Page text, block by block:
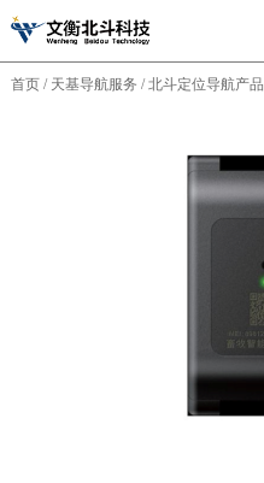
首页 / 天基导航服务 / 北斗定位导航产品